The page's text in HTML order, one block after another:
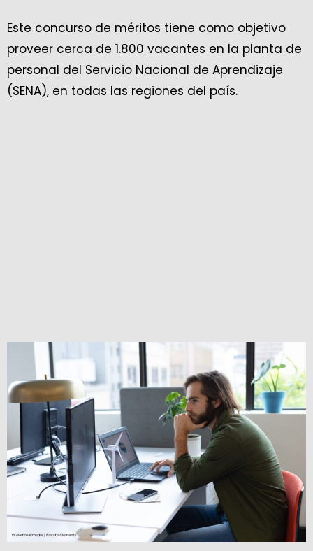
Este concurso de méritos tiene como objetivo
proveer cerca de 1.800 vacantes en la planta de
personal del Servicio Nacional de Aprendizaje
(SENA), en todas las regiones del país.